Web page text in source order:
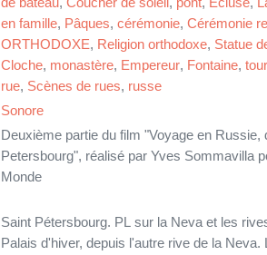
en famille, Pâques, cérémonie, Cérémonie
ORTHODOXE, Religion orthodoxe, Statue
Cloche, monastère, Empereur, Fontaine,
rue, Scènes de rues, russe
Sonore
Deuxième partie du film "Voyage en Russie,
Petersbourg", réalisé par Yves Sommavilla
Monde
Saint Pétersbourg. PL sur la Neva et les
Palais d'hiver, depuis l'autre rive de la Neva.